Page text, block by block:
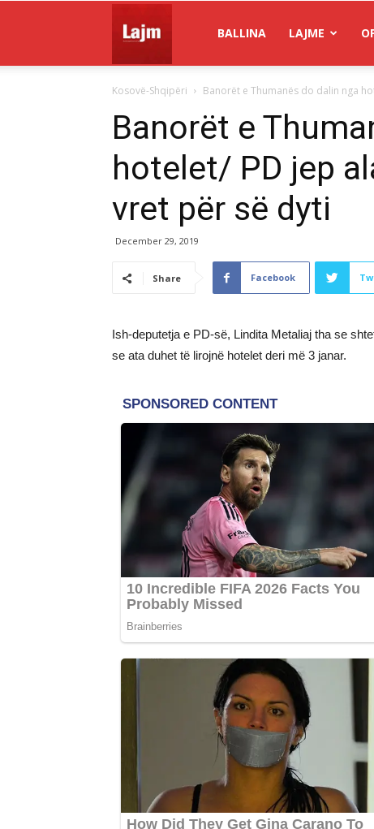
Lajm
BALLINA LAJME
Kosovë-Shqipëri Banorët e Thumanës do dalin nga
Banorët e
hotelet/ PD jep
vret për së dyti
December 29, 2019
Share Facebook
Ish-deputetja e PD-së, Lindita Metaliaj tha se
se ata duhet të lirojnë hotelet deri më 3 janar.